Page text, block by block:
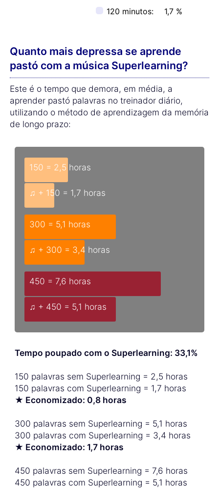
120 minutos:
1,7 %
Quanto mais depressa se aprende
pastó com a música Superlearning?
Este é o tempo que demora, em média, a
aprender pastó palavras no treinador diário,
utilizando o método de aprendizagem da memória
de longo prazo:
150 = 2,5 horas
♫ + 150 = 1,7 horas
300 = 5,1 horas
♫ + 300 = 3,4 horas
450 = 7,6 horas
♫ + 450 = 5,1 horas
Tempo poupado com o Superlearning: 33,1%
150 palavras sem Superlearning = 2,5 horas
150 palavras com Superlearning = 1,7 horas
★ Economizado: 0,8 horas
300 palavras sem Superlearning = 5,1 horas
300 palavras com Superlearning = 3,4 horas
★ Economizado: 1,7 horas
450 palavras sem Superlearning = 7,6 horas
450 palavras com Superlearning = 5,1 horas